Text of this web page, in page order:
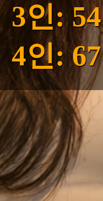
3인:
4인: